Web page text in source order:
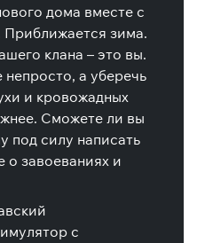
дома вместе с
зима.
клана – это вы.
а уберечь
и кровожадных
Сможете ли вы
под силу написать
о завоеваниях и
с